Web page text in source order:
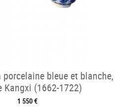
bleue et blanche,
Kangxi (1662-1722)
1 550 €